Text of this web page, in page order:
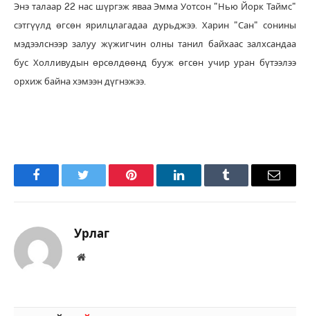
Энэ талаар 22 нас шүргэж яваа Эмма Уотсон "Нью Йорк Таймс"
сэтгүүлд өгсөн ярилцлагадаа дурьджээ. Харин "Сан" сонины
мэдээлснээр залуу жүжигчин олны танил байхаас залхсандаа
бус Холливудын өрсөлдөөнд бууж өгсөн учир уран бүтээлээ
орхиж байна хэмээн дүгнэжээ.
FacebookTwitter Pinterest LinkedInTumblr Имэйл
Урлаг
Вэбсайт